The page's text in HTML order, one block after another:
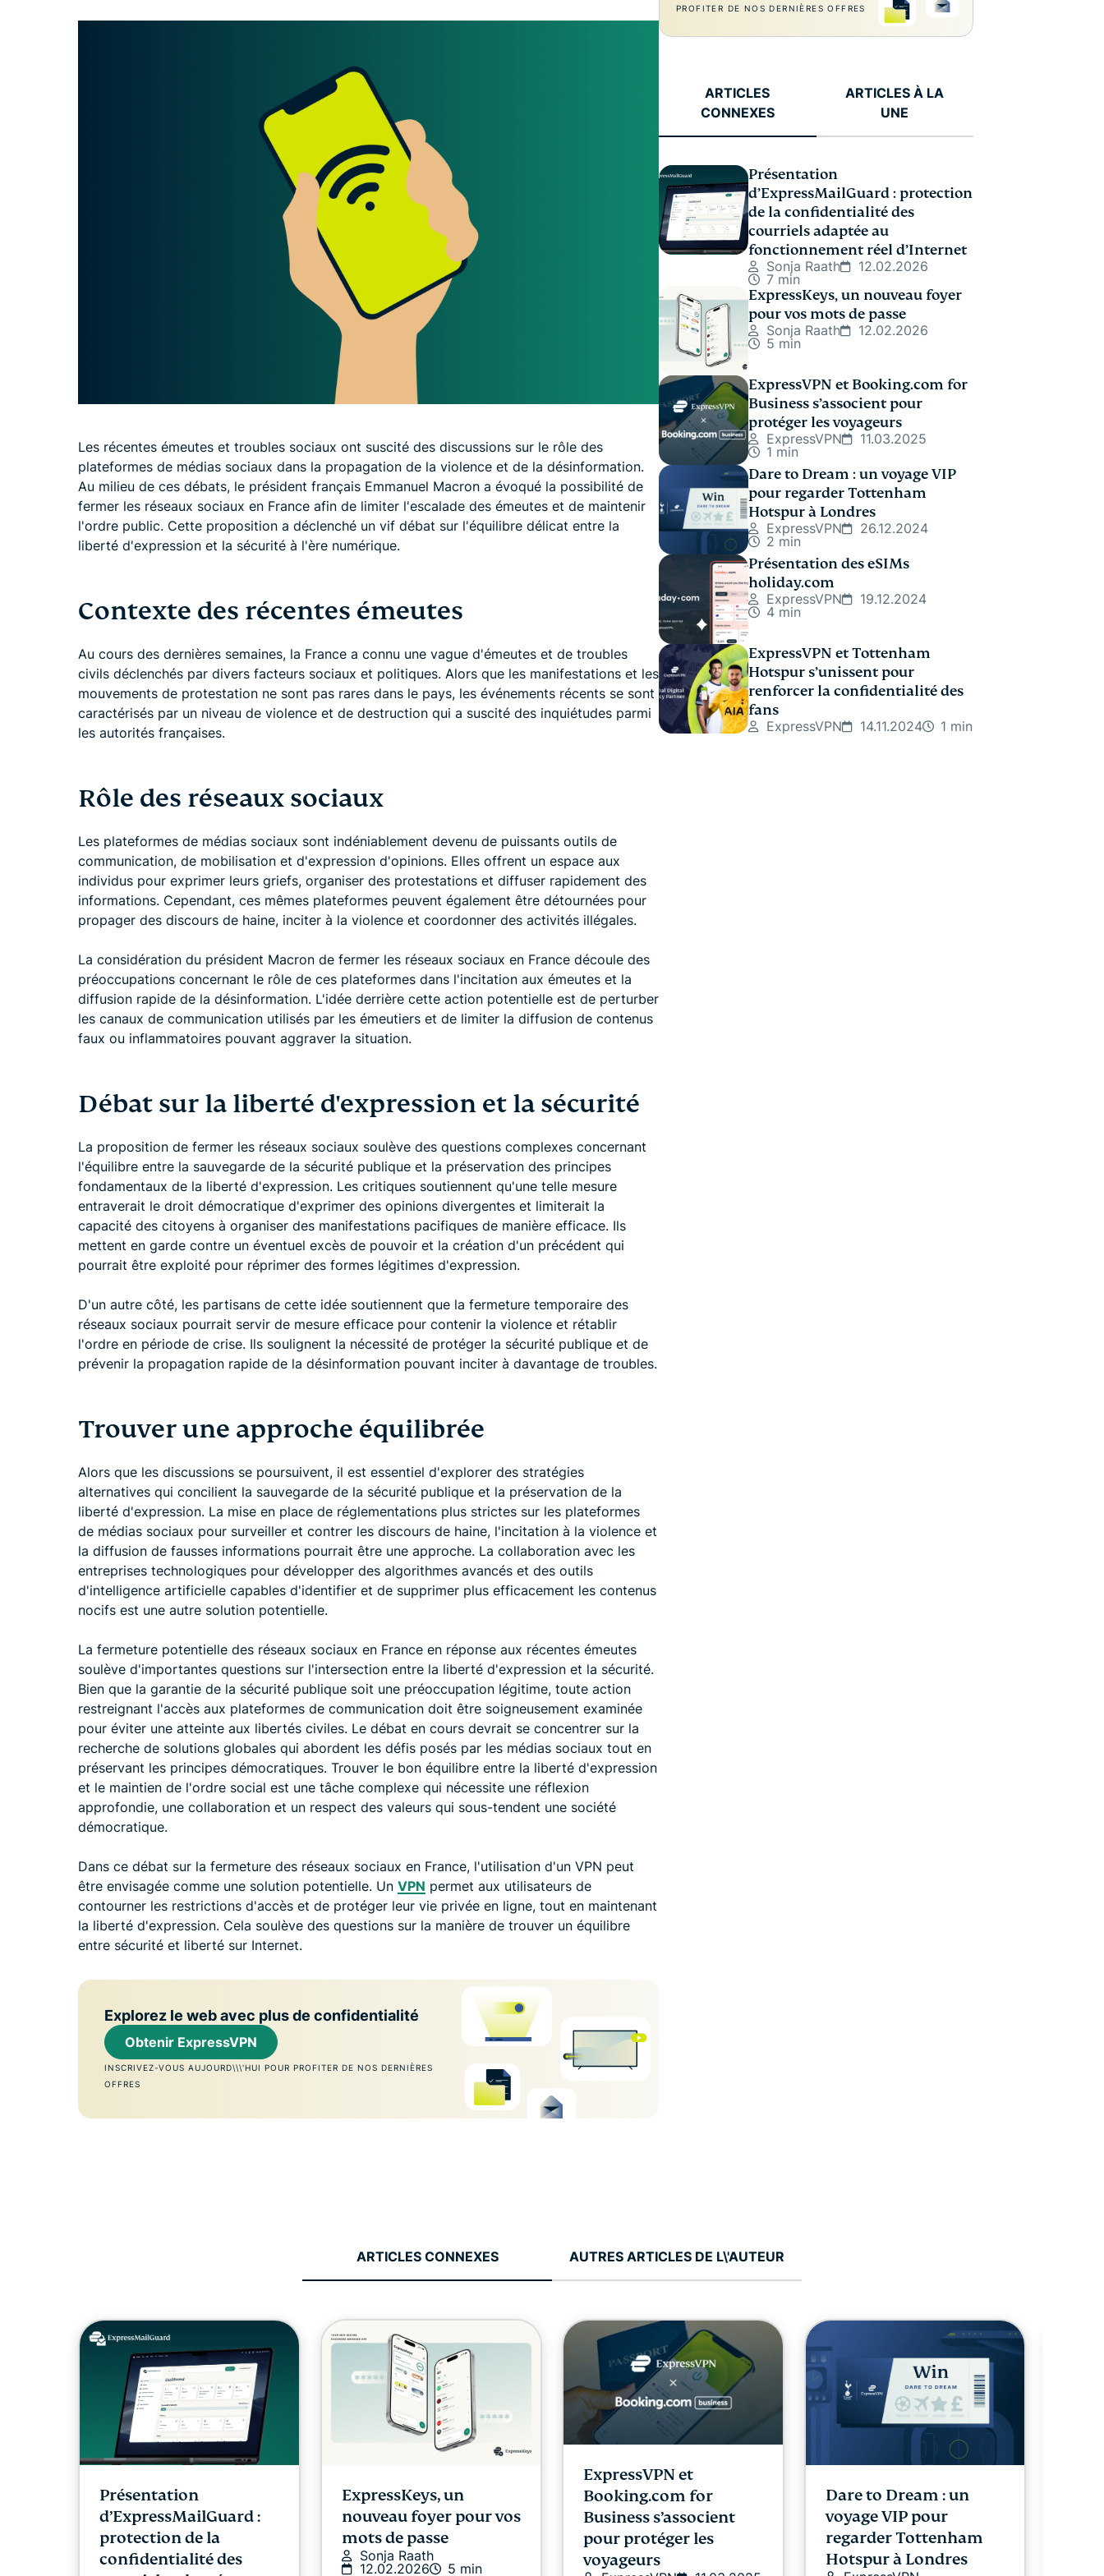
confidentielle
Les récentes émeutes et troubles sociaux ont suscité des discussions sur le rôle des
plateformes de médias sociaux dans la propagation de la violence et de la désinformation.
Au milieu de ces débats, le président français Emmanuel Macron a évoqué la possibilité de
fermer les réseaux sociaux en France afin de limiter l'escalade des émeutes et de maintenir
l'ordre public. Cette proposition a déclenché un vif débat sur l'équilibre délicat entre la
liberté d'expression et la sécurité à l'ère numérique.
Contexte des récentes émeutes
Au cours des dernières semaines, la France a connu une vague d'émeutes et de troubles
civils déclenchés par divers facteurs sociaux et politiques. Alors que les manifestations et les
mouvements de protestation ne sont pas rares dans le pays, les événements récents se sont
caractérisés par un niveau de violence et de destruction qui a suscité des inquiétudes parmi
les autorités françaises.
Rôle des réseaux sociaux
Les plateformes de médias sociaux sont indéniablement devenu de puissants outils de
communication, de mobilisation et d'expression d'opinions. Elles offrent un espace aux
individus pour exprimer leurs griefs, organiser des protestations et diffuser rapidement des
informations. Cependant, ces mêmes plateformes peuvent également être détournées pour
propager des discours de haine, inciter à la violence et coordonner des activités illégales.
La considération du président Macron de fermer les réseaux sociaux en France découle des
préoccupations concernant le rôle de ces plateformes dans l'incitation aux émeutes et la
diffusion rapide de la désinformation. L'idée derrière cette action potentielle est de perturber
les canaux de communication utilisés par les émeutiers et de limiter la diffusion de contenus
faux ou inflammatoires pouvant aggraver la situation.
Débat sur la liberté d'expression et la sécurité
La proposition de fermer les réseaux sociaux soulève des questions complexes concernant
l'équilibre entre la sauvegarde de la sécurité publique et la préservation des principes
fondamentaux de la liberté d'expression. Les critiques soutiennent qu'une telle mesure
entraverait le droit démocratique d'exprimer des opinions divergentes et limiterait la
capacité des citoyens à organiser des manifestations pacifiques de manière efficace. Ils
mettent en garde contre un éventuel excès de pouvoir et la création d'un précédent qui
pourrait être exploité pour réprimer des formes légitimes d'expression.
D'un autre côté, les partisans de cette idée soutiennent que la fermeture temporaire des
réseaux sociaux pourrait servir de mesure efficace pour contenir la violence et rétablir
l'ordre en période de crise. Ils soulignent la nécessité de protéger la sécurité publique et de
prévenir la propagation rapide de la désinformation pouvant inciter à davantage de troubles.
Trouver une approche équilibrée
Alors que les discussions se poursuivent, il est essentiel d'explorer des stratégies
alternatives qui concilient la sauvegarde de la sécurité publique et la préservation de la
liberté d'expression. La mise en place de réglementations plus strictes sur les plateformes
de médias sociaux pour surveiller et contrer les discours de haine, l'incitation à la violence et
la diffusion de fausses informations pourrait être une approche. La collaboration avec les
entreprises technologiques pour développer des algorithmes avancés et des outils
d'intelligence artificielle capables d'identifier et de supprimer plus efficacement les contenus
nocifs est une autre solution potentielle.
La fermeture potentielle des réseaux sociaux en France en réponse aux récentes émeutes
soulève d'importantes questions sur l'intersection entre la liberté d'expression et la sécurité.
Bien que la garantie de la sécurité publique soit une préoccupation légitime, toute action
restreignant l'accès aux plateformes de communication doit être soigneusement examinée
pour éviter une atteinte aux libertés civiles. Le débat en cours devrait se concentrer sur la
recherche de solutions globales qui abordent les défis posés par les médias sociaux tout en
préservant les principes démocratiques. Trouver le bon équilibre entre la liberté d'expression
et le maintien de l'ordre social est une tâche complexe qui nécessite une réflexion
approfondie, une collaboration et un respect des valeurs qui sous-tendent une société
démocratique.
Dans ce débat sur la fermeture des réseaux sociaux en France, l'utilisation d'un VPN peut
être envisagée comme une solution potentielle. Un VPN permet aux utilisateurs de
contourner les restrictions d'accès et de protéger leur vie privée en ligne, tout en maintenant
la liberté d'expression. Cela soulève des questions sur la manière de trouver un équilibre
entre sécurité et liberté sur Internet.
Explorez le web avec plus de confidentialité
Obtenir ExpressVPN
INSCRIVEZ-VOUS AUJOURD\\\'HUI POUR PROFITER DE NOS DERNIÈRES
OFFRES
PROFITER DE NOS DERNIÈRES OFFRES
ARTICLES
CONNEXES
ARTICLES À LA
UNE
Présentation
d’ExpressMailGuard : protection
de la confidentialité des
courriels adaptée au
fonctionnement réel d’Internet
Sonja Raath
12.02.2026
7 min
ExpressKeys, un nouveau foyer
pour vos mots de passe
Sonja Raath
12.02.2026
5 min
ExpressVPN et Booking.com for
Business s’associent pour
protéger les voyageurs
ExpressVPN
11.03.2025
1 min
Dare to Dream : un voyage VIP
pour regarder Tottenham
Hotspur à Londres
ExpressVPN
26.12.2024
2 min
Présentation des eSIMs
holiday.com
ExpressVPN
19.12.2024
4 min
ExpressVPN et Tottenham
Hotspur s’unissent pour
renforcer la confidentialité des
fans
ExpressVPN 14.11.2024 1 min
ARTICLES CONNEXES AUTRES ARTICLES DE L\'AUTEUR
Présentation
d’ExpressMailGuard :
protection de la
confidentialité des
ExpressKeys, un
nouveau foyer pour vos
mots de passe
Sonja Raath
12.02.2026
5 min
ExpressVPN et
Booking.com for
Business s’associent
pour protéger les
voyageurs
Dare to Dream : un
voyage VIP pour
regarder Tottenham
Hotspur à Londres